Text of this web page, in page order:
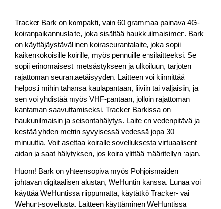
Tracker Bark on kompakti, vain 60 grammaa painava 4G-
koiranpaikannuslaite, joka sisältää haukkuilmaisimen. Bark
on käyttäjäystävällinen koiraseurantalaite, joka sopii
kaikenkokoisille koirille, myös pennuille ensilaitteeksi. Se
sopii erinomaisesti metsästykseen ja ulkoiluun, tarjoten
rajattoman seurantaetäisyyden. Laitteen voi kiinnittää
helposti mihin tahansa kaulapantaan, liiviin tai valjaisiin, ja
sen voi yhdistää myös VHF-pantaan, jolloin rajattoman
kantaman saavuttamiseksi. Tracker Barkissa on
haukunilmaisin ja seisontahälytys. Laite on vedenpitävä ja
kestää yhden metrin syvyisessä vedessä jopa 30
minuuttia. Voit asettaa koiralle sovelluksesta virtuaalisent
aidan ja saat hälytyksen, jos koira ylittää määritellyn rajan.
Huom! Bark on yhteensopiva myös Pohjoismaiden
johtavan digitaalisen alustan, WeHuntin kanssa. Lunaa voi
käyttää WeHuntissa riippumatta, käytätkö Tracker- vai
Wehunt-sovellusta. Laitteen käyttäminen WeHuntissa